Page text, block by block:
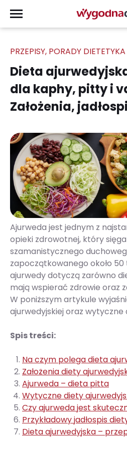
PRZEPISY, PORADY DIETETYKA
Dieta
dla kaphy, pitty i
Założenia,
Ajurweda jest jednym z
opieki zdrowotnej, który sięga
szamanistycznego
zapoczątkowanego około
ajurwedy dotyczą zarówno
mają wspierać zdrowie oraz
W poniższym artykule
ajurwedyjskiej oraz
Spis treści:
Na czym polega dieta
Założenia diety
Ajurweda – dieta pitta
Wytyczne diety
Czy ajurweda jest
Przykładowy jadłospis
Dieta ajurwedyjska –